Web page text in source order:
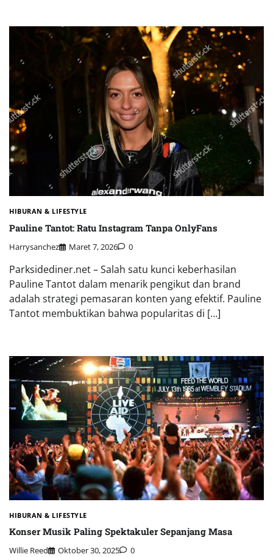
HIBURAN & LIFESTYLE
Pauline Tantot: Ratu Instagram Tanpa OnlyFans
Harrysanchez Maret 7, 2026 0
Parksidediner.net – Salah satu kunci keberhasilan
Pauline Tantot dalam menarik pengikut dan brand
adalah strategi pemasaran konten yang efektif. Pauline
Tantot membuktikan bahwa popularitas di […]
HIBURAN & LIFESTYLE
Konser Musik Paling Spektakuler Sepanjang Masa
Willie Reed Oktober 30, 2025 0